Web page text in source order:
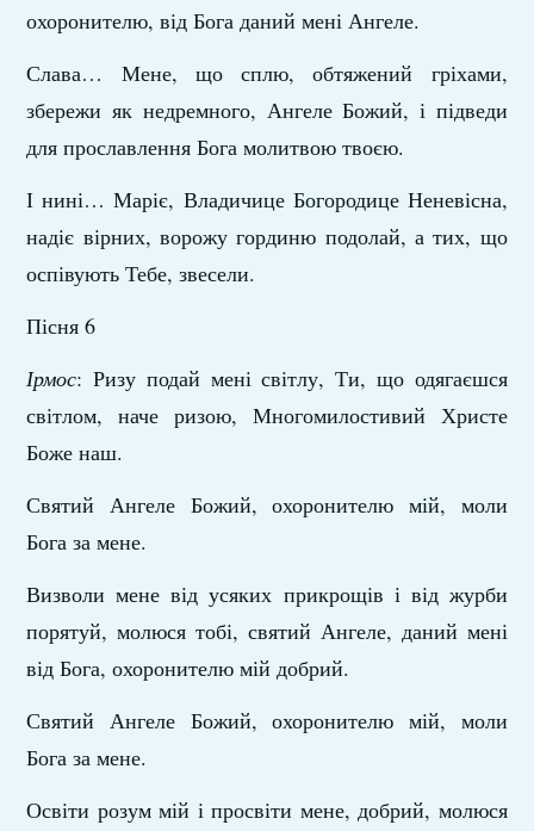
охоронителю, від Бога даний мені Ангеле.
Слава… Мене, що сплю, обтяжений гріхами,
збережи як недремного, Ангеле Божий, і підведи
для прославлення Бога молитвою твоєю.
І нині… Маріє, Владичице Богородице Неневісна,
надіє вірних, ворожу гординю подолай, а тих, що
оспівують Тебе, звесели.
Пісня 6
Ірмос: Ризу подай мені світлу, Ти, що одягаєшся
світлом, наче ризою, Многомилостивий Христе
Боже наш.
Святий Ангеле Божий, охоронителю мій, моли
Бога за мене.
Визволи мене від усяких прикрощів і від журби
порятуй, молюся тобі, святий Ангеле, даний мені
від Бога, охоронителю мій добрий.
Святий Ангеле Божий, охоронителю мій, моли
Бога за мене.
Освіти розум мій і просвіти мене, добрий, молюся